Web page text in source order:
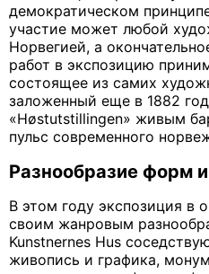
демократическом
участие может любой
Норвегией, а
работ в экспозицию
состоящее из самих
заложенный еще в 1882
«Høstutstillingen» живым
пульс современного
Разнообразие форм
В этом году экспозиция в
своим жанровым
Kunstnernes Hus
живопись и графика,